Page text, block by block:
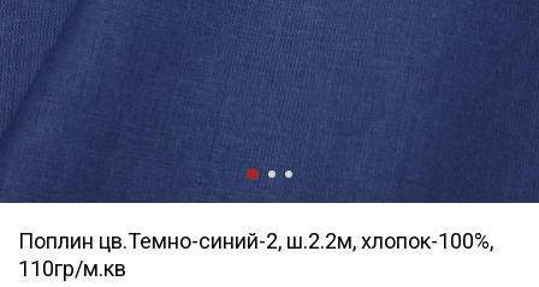
Поплин цв.Темно-синий-2, ш.2.2м, хлопок-100%,
110гр/м.кв